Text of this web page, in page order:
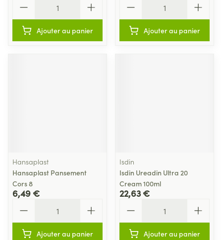
Ajouter au panier Ajouter au panier
Hansaplast
Hansaplast Pansement
Cors 8
6,49 €
Ajouter au panier
Isdin
Isdin Ureadin Ultra 20
Cream 100ml
22,63 €
Ajouter au panier